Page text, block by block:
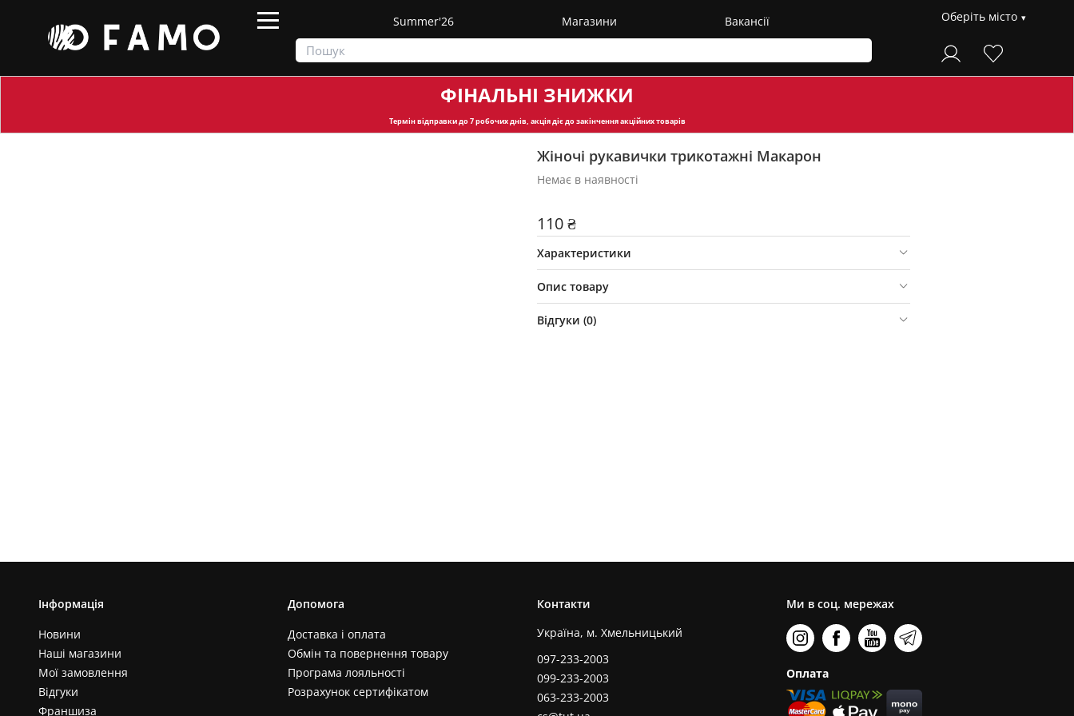
Summer'26 Магазини Вакансії Оберіть місто
ФІНАЛЬНІ ЗНИЖКИ
Термін відправкидо 7 робочих днів, акція діє до закінчення акційних товарів
Жіночі рукавички трикотажні Макарон
Немає в наявності
110 ₴
Характеристики
Опис товару
Відгуки (0)
Інформація
Новини
Наші магазини
Мої замовлення
Відгуки
Франшиза
Допомога
Доставка і оплата
Обмін та повернення товару
Програма лояльності
Розрахунок сертифікатом
Контакти
Україна, м. Хмельницький
097-233-2003
099-233-2003
063-233-2003
Ми в соц. мережах
Оплата